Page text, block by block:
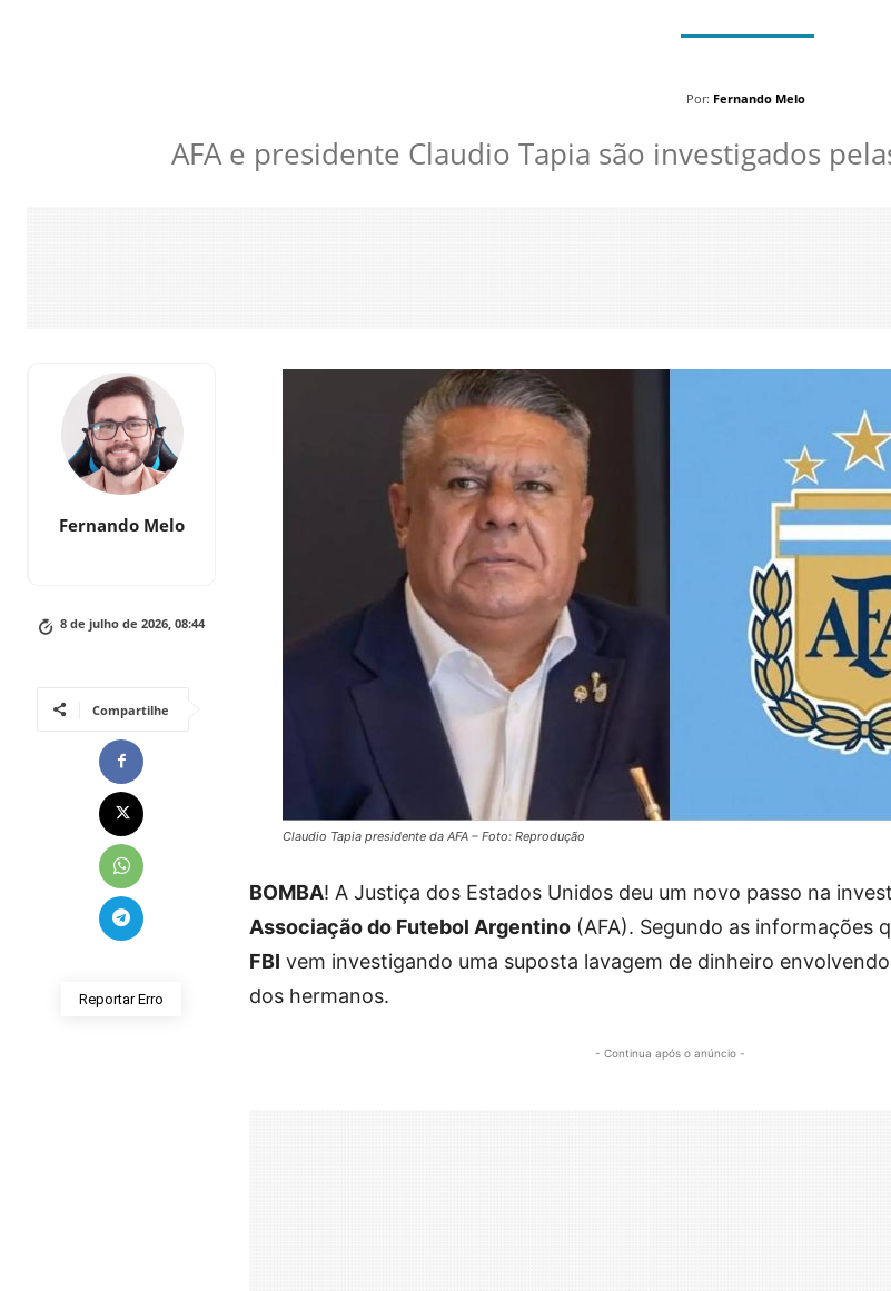
Por: Fernando Melo
AFA e presidente Claudio Tapia são investigados
Fernando Melo
8 de julho de 2026, 08:44
Compartilhe
Reportar Erro
Claudio Tapia presidente da AFA – Foto: Reprodução
BOMBA! A Justiça dos Estados Unidos deu um novo passo na
Associação do Futebol Argentino (AFA). Segundo as informações
FBI vem investigando uma suposta lavagem de dinheiro
dos hermanos.
- Continua após o anúncio -